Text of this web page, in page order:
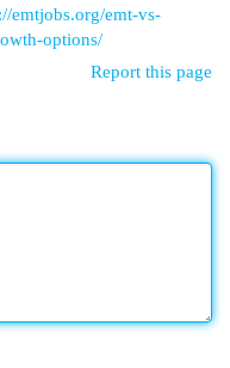
emtjobs.org/emt-vs-
options/
Report this page